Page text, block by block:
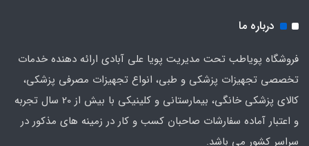
درباره ما
فروشگاه پویاطب تحت مدیریت پویا علی آبادی ارائه دهنده خدمات
تخصصی تجهیزات پزشکی و طبی، انواع تجهیزات مصرفی پزشکی،
کالای پزشکی خانگی، بیمارستانی و کلینیکی با بیش از 20 سال تجربه
و اعتبار آماده سفارشات صاحبان کسب و کار در زمینه های مذکور در
سراسر کشور می باشد.